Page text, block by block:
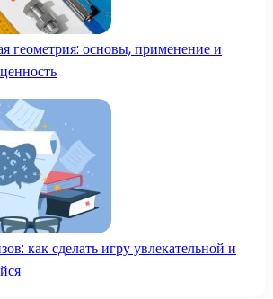
геометрия: основы, применение и
как сделать игру увлекательной и